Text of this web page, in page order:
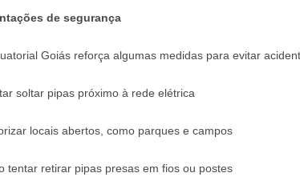
de segurança
Goiás reforça algumas medidas para evitar
soltar pipas próximo à rede elétrica
locais abertos, como parques e campos
tentar retirar pipas presas em fios ou postes